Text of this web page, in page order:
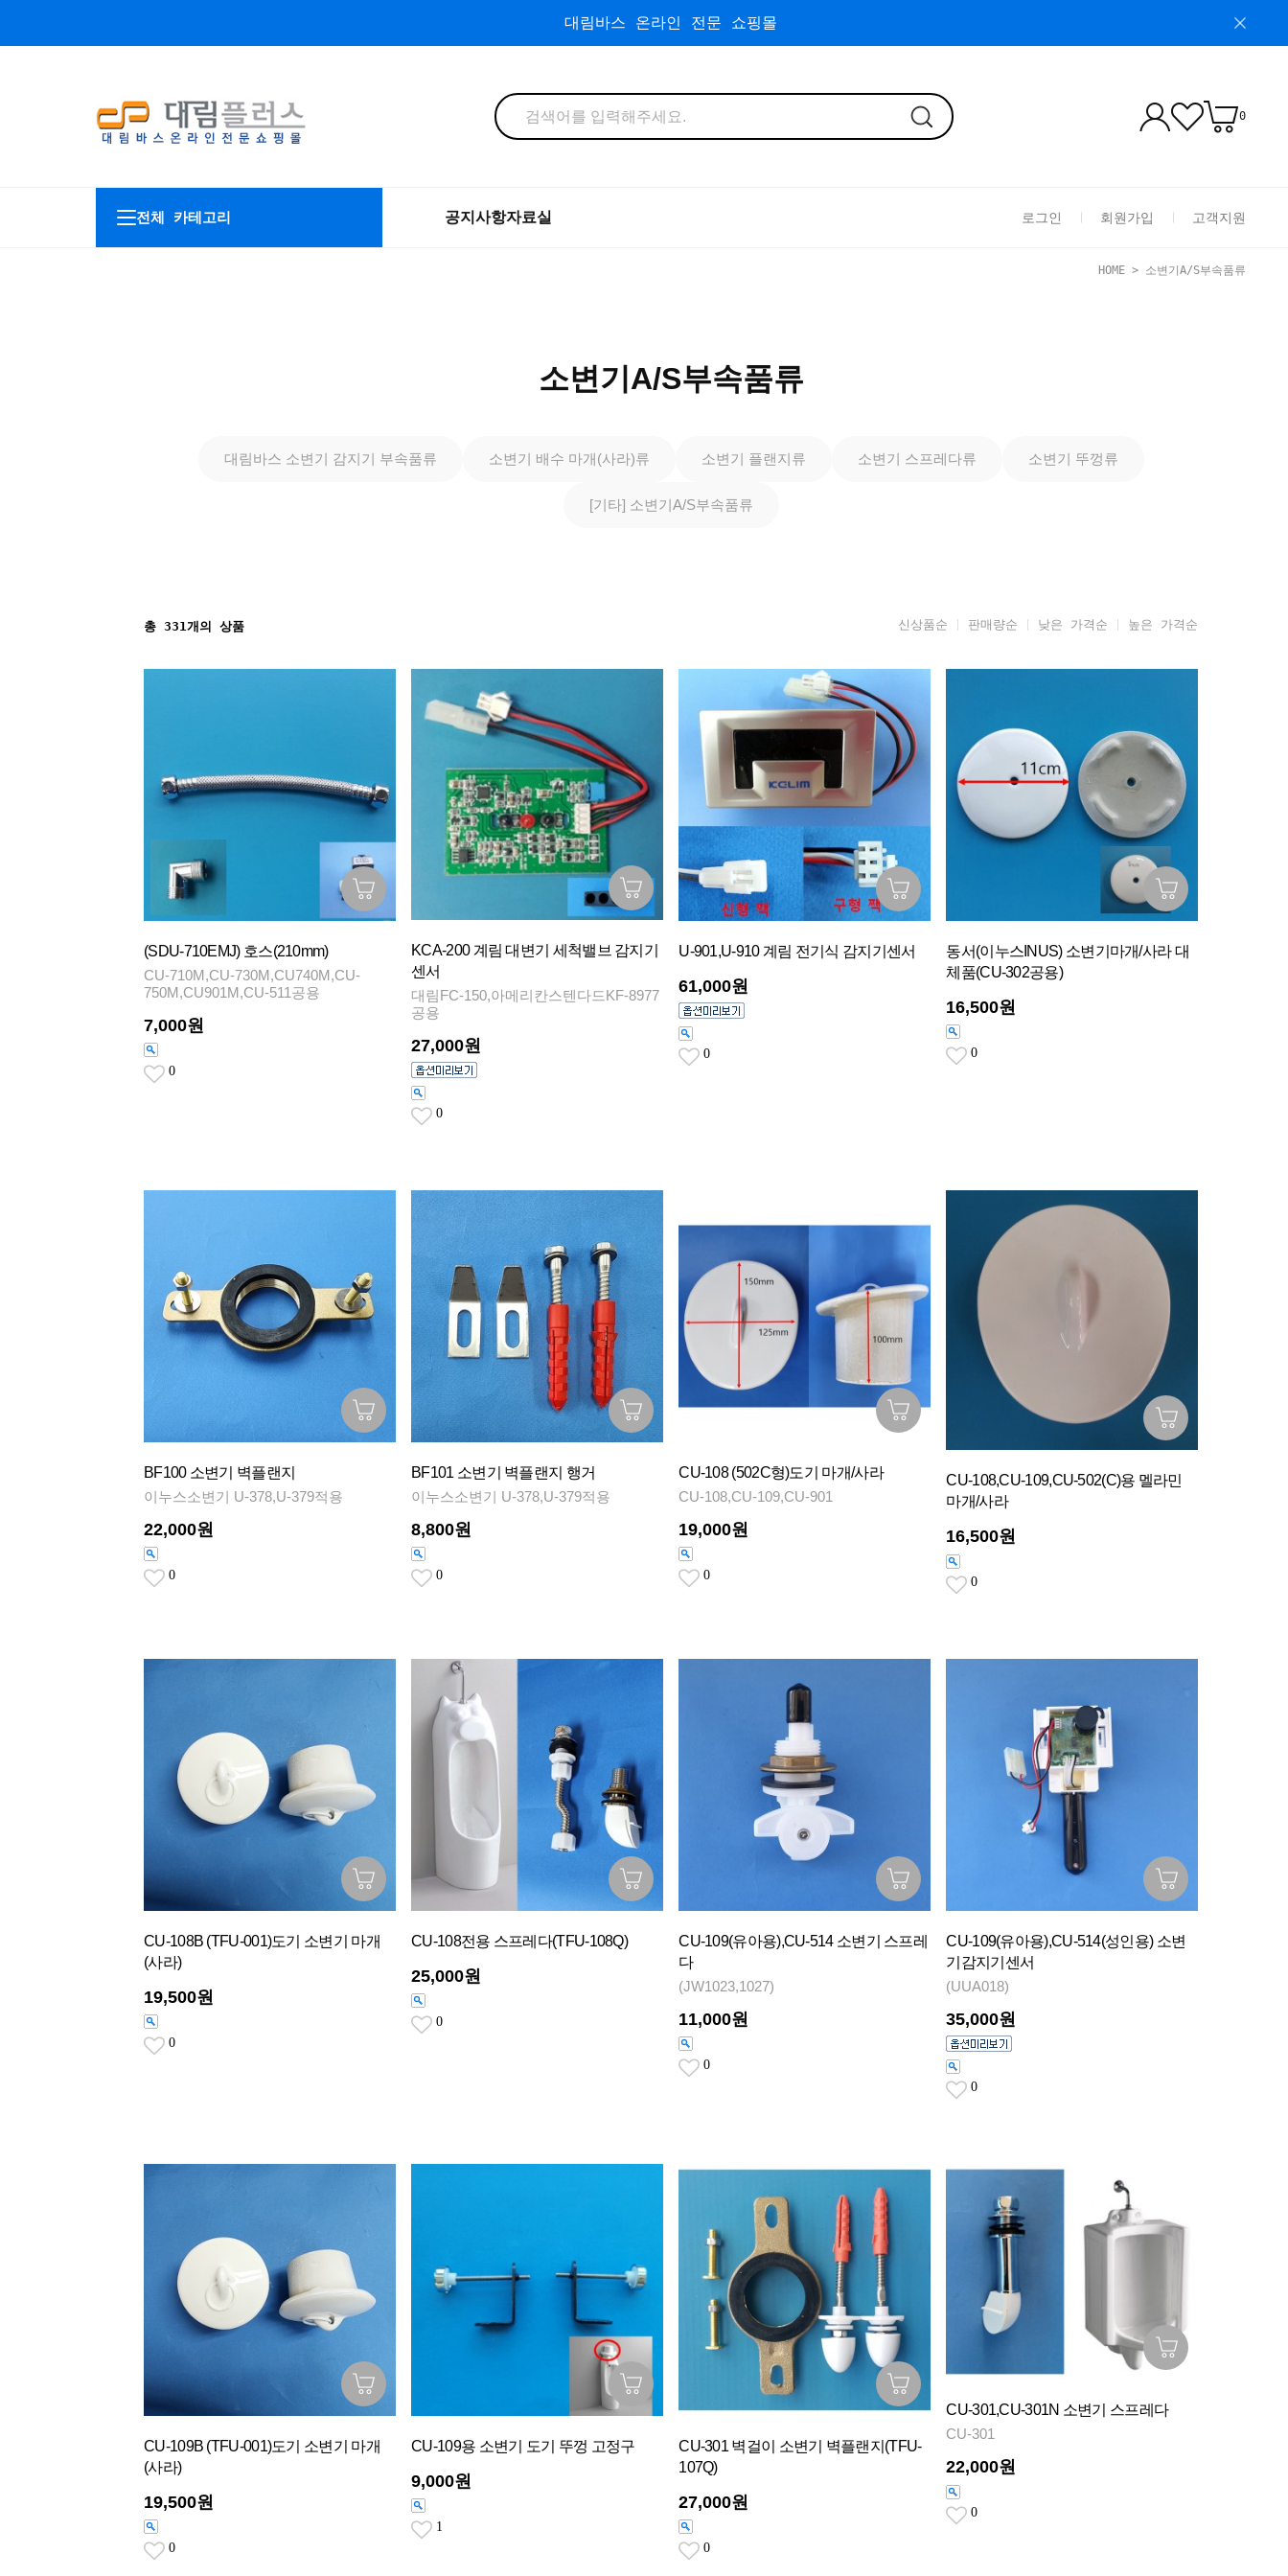
대림바스 온라인 전문 쇼핑몰
0
전체 카테고리 공지사항자료실 로그인 회원가입 고객지원
HOME > 소변기A/S부속품류
소변기A/S부속품류
대림바스 소변기 감지기 부속품류 소변기 배수 마개(사라)류 소변기 플랜지류 소변기 스프레다류 소변기 뚜껑류
[기타] 소변기A/S부속품류
총 331개의 상품 신상품순 판매량순 낮은 가격순 높은 가격순
(SDU-710EMJ) 호스(210mm)
CU-710M,CU-730M,CU740M,CU-
750M,CU901M,CU-511공용
7,000원
0
KCA-200 계림 대변기 세척밸브 감지기
센서
대림FC-150,아메리칸스텐다드KF-8977
공용
27,000원
0
U-901,U-910 계림 전기식 감지기센서
61,000원
0
동서(이누스INUS) 소변기마개/사라 대
체품(CU-302공용)
16,500원
0
BF100 소변기 벽플랜지
이누스소변기 U-378,U-379적용
22,000원
0
BF101 소변기 벽플랜지 행거
이누스소변기 U-378,U-379적용
8,800원
0
CU-108 (502C형)도기 마개/사라
CU-108,CU-109,CU-901
19,000원
0
CU-108,CU-109,CU-502(C)용 멜라민
마개/사라
16,500원
0
CU-108B (TFU-001)도기 소변기 마개
(사라)
19,500원
0
CU-108전용 스프레다(TFU-108Q)
25,000원
0
CU-109(유아용),CU-514 소변기 스프레
다
(JW1023,1027)
11,000원
0
CU-109(유아용),CU-514(성인용) 소변
기감지기센서
(UUA018)
35,000원
0
CU-109B (TFU-001)도기 소변기 마개
(사라)
19,500원
0
CU-109용 소변기 도기 뚜껑 고정구
9,000원
1
CU-301 벽걸이 소변기 벽플랜지(TFU-
107Q)
27,000원
0
CU-301,CU-301N 소변기 스프레다
CU-301
22,000원
0